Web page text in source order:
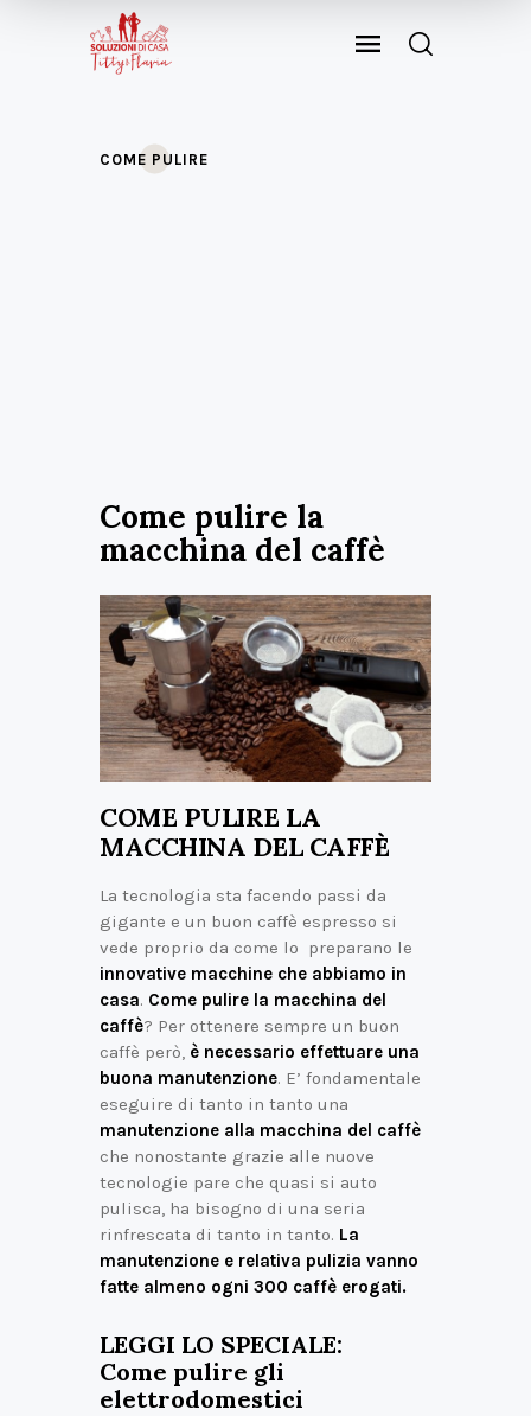
COME PULIRE
Come pulire la
macchina del caffè
COME PULIRE LA
MACCHINA DEL CAFFÈ
La tecnologia sta facendo passi da
gigante e un buon caffè espresso si
vede proprio da come lo preparano le
innovative macchine che abbiamo in
casa. Come pulire la macchina del
caffè? Per ottenere sempre un buon
caffè però, è necessario effettuare una
buona manutenzione. E’ fondamentale
eseguire di tanto in tanto una
manutenzione alla macchina del caffè
che nonostante grazie alle nuove
tecnologie pare che quasi si auto
pulisca, ha bisogno di una seria
rinfrescata di tanto in tanto. La
manutenzione e relativa pulizia vanno
fatte almeno ogni 300 caffè erogati.
LEGGI LO SPECIALE:
Come pulire gli
elettrodomestici